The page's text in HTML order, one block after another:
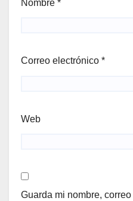
Nombre *
Correo electrónico *
Web
Guarda mi nombre,